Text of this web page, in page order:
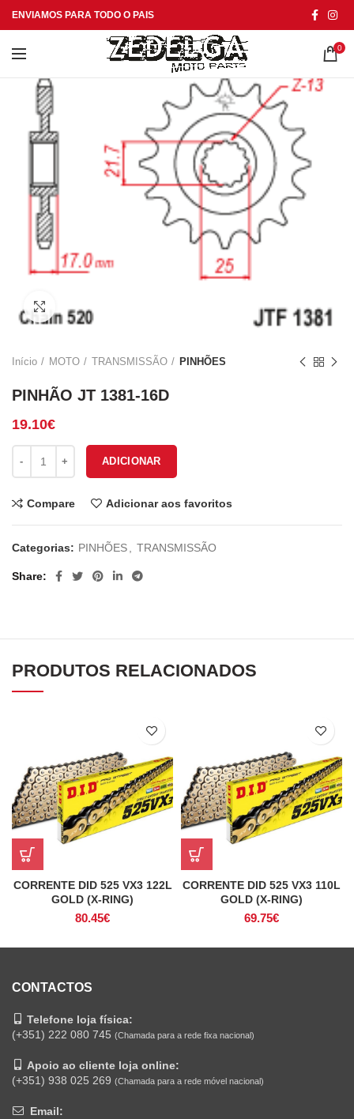
ENVIAMOS PARA TODO O PAIS
0
Click to enlarge
Início MOTO TRANSMISSÃO PINHÕES
PINHÃO JT 1381-16D
19.10€
ADICIONAR
Compare Adicionar aos favoritos
Categorias: PINHÕES TRANSMISSÃO
Share
PRODUTOS RELACIONADOS
CORRENTE DID 525 VX3 122L
GOLD (X-RING)
80.45€
CORRENTE DID 525 VX3 110L
GOLD (X-RING)
69.75€
CONTACTOS
Telefone loja física:
(+351) 222 080 745 (Chamada para a rede fixa nacional)
Apoio ao cliente loja online:
(+351) 938 025 269 (Chamada para a rede móvel nacional)
Email: